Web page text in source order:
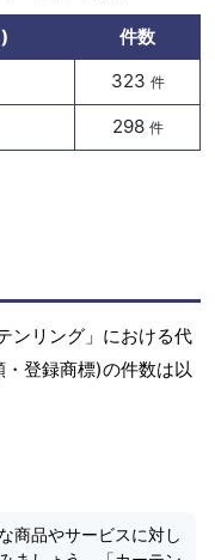
件数
323 件
298 件
ンリング」における代
登録商標)の件数は以
商品やサービスに対し